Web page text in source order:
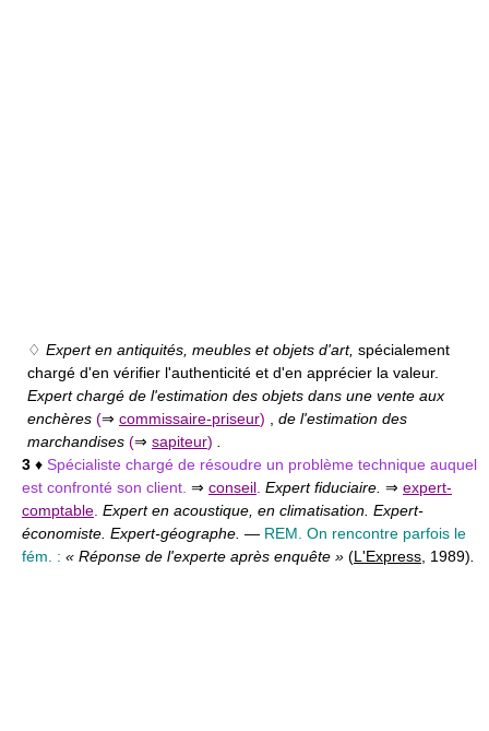
♢ Expert en antiquités, meubles et objets d'art, spécialement
chargé d'en vérifier l'authenticité et d'en apprécier la valeur.
Expert chargé de l'estimation des objets dans une vente aux
enchères (⇒ commissaire-priseur) , de l'estimation des
marchandises (⇒ sapiteur) .
3 ♦ Spécialiste chargé de résoudre un problème technique auquel
est confronté son client. ⇒ conseil. Expert fiduciaire. ⇒ expert-
comptable. Expert en acoustique, en climatisation. Expert-
économiste. Expert-géographe. — REM. On rencontre parfois le
fém. : « Réponse de l'experte après enquête » (L'Express, 1989).